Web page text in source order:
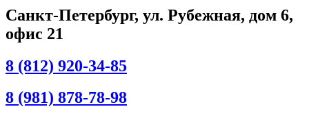
Санкт-Петербург, ул. Рубежная, дом 6,
офис 21
8 (812) 920-34-85
8 (981) 878-78-98